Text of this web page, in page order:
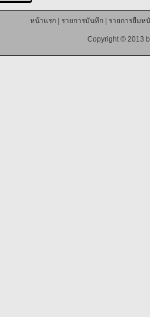
หน้าแรก| รายการบันทึก| รายการยืมห
Copyright © 2013